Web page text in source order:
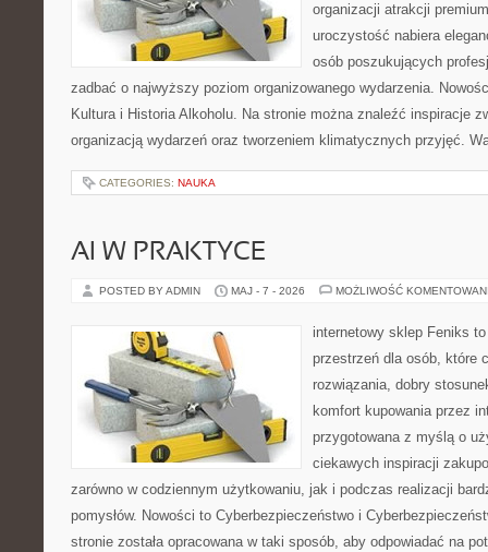
organizacji atrakcji
uroczystość nabiera
osób poszukujących
zadbać o najwyższy poziom organizowanego wydarzenia.
Kultura i Historia Alkoholu. Na stronie można znaleźć inspiracje
organizacją wydarzeń oraz tworzeniem klimatycznych przyjęć.
CATEGORIES: NAUKA
AI W PRAKTYCE
POSTED BY ADMIN MAJ - 7 - 2026 MOŻLIWOŚĆ
internetowy sklep Feniks
przestrzeń dla osób, które
rozwiązania, dobry
komfort kupowania przez
przygotowana z myślą o
ciekawych inspiracji
zarówno w codziennym użytkowaniu, jak i podczas realizacji
pomysłów. Nowości to Cyberbezpieczeństwo i
stronie została opracowana w taki sposób, aby odpowiadać na